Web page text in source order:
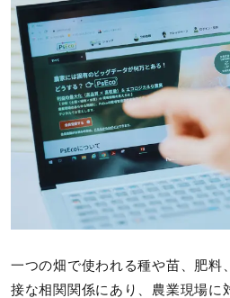
一つの畑で使われる種や苗、肥料
接な相関関係にあり、農業現場に